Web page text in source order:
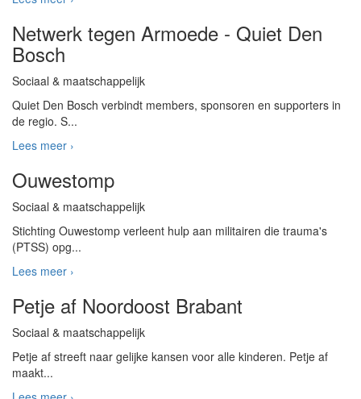
Netwerk tegen Armoede - Quiet Den
Bosch
Sociaal & maatschappelijk
Quiet Den Bosch verbindt members, sponsoren en supporters in
de regio. S...
Lees meer ›
Ouwestomp
Sociaal & maatschappelijk
Stichting Ouwestomp verleent hulp aan militairen die trauma's
(PTSS) opg...
Lees meer ›
Petje af Noordoost Brabant
Sociaal & maatschappelijk
Petje af streeft naar gelijke kansen voor alle kinderen. Petje af
maakt...